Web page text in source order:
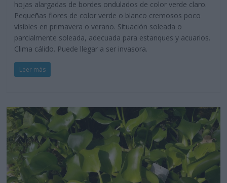
hojas alargadas de bordes ondulados de color verde claro.
Pequeñas flores de color verde o blanco cremosos poco
visibles en primavera o verano. Situación soleada o
parcialmente soleada, adecuada para estanques y acuarios.
Clima cálido. Puede llegar a ser invasora.
Leer más